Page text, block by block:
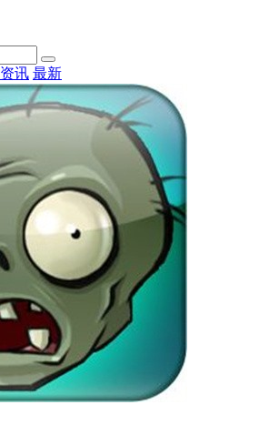
资讯 最新